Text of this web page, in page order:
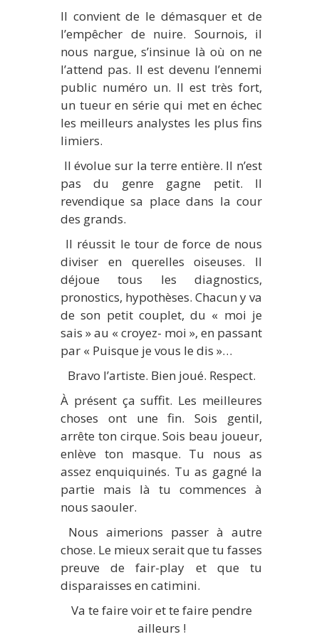
Il convient de le démasquer et de
l’empêcher de nuire. Sournois, il
nous nargue, s’insinue là où on ne
l’attend pas. Il est devenu l’ennemi
public numéro un. Il est très fort,
un tueur en série qui met en échec
les meilleurs analystes les plus fins
limiers.
Il évolue sur la terre entière. Il n’est
pas du genre gagne petit. Il
revendique sa place dans la cour
des grands.
Il réussit le tour de force de nous
diviser en querelles oiseuses. Il
déjoue tous les diagnostics,
pronostics, hypothèses. Chacun y va
de son petit couplet, du « moi je
sais » au « croyez- moi », en passant
par « Puisque je vous le dis »…
Bravo l’artiste. Bien joué. Respect.
À présent ça suffit. Les meilleures
choses ont une fin. Sois gentil,
arrête ton cirque. Sois beau joueur,
enlève ton masque. Tu nous as
assez enquiquinés. Tu as gagné la
partie mais là tu commences à
nous saouler.
Nous aimerions passer à autre
chose. Le mieux serait que tu fasses
preuve de fair-play et que tu
disparaisses en catimini.
Va te faire voir et te faire pendre
ailleurs !